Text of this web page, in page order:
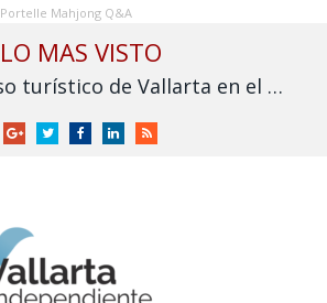
Portelle Mahjong Q&A
LO MAS VISTO
Fracasa impulso turístico de Vallarta en el Mundial: derrama cae frente a 2025
GoogleTwitterFacebookLinkedInRSS